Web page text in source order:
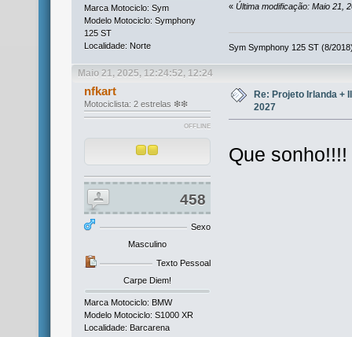
Marca Motociclo: Sym
Modelo Motociclo: Symphony
125 ST
Localidade: Norte
« Última modificação: Maio 21,
Sym Symphony 125 ST (8/
Maio 21, 2025, 12:24:52, 12:24
nfkart
Motociclista: 2 estrelas ❇❇
OFFLINE
458
Sexo
Masculino
Texto Pessoal
Carpe Diem!
Marca Motociclo: BMW
Modelo Motociclo: S1000 XR
Localidade: Barcarena
Re: Projeto Irlanda +
2027
Que